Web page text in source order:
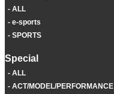
ALL
e-sports
SPORTS
Special
ALL
ACT/MODEL/PERFORMANCE